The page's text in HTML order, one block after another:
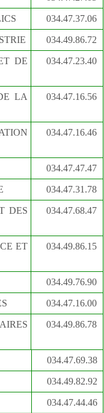
034.47.37.06
034.49.86.72
DE
034.47.23.40
LA
034.47.16.56
034.47.16.46
034.47.47.47
034.47.31.78
DES
034.47.68.47
ET
034.49.86.15
034.49.76.90
034.47.16.00
034.49.86.78
034.47.69.38
034.49.82.92
034.47.44.46